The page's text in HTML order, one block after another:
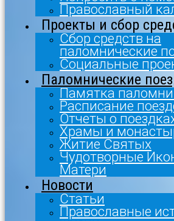
Православный
Проекты и сбор
Сбор средств на
паломнические
Социальные
Паломнические
Памятка
Расписание
Отчеты о
Храмы и
Житие Святых
Чудотворные
Матери
Новости
Статьи
Православные